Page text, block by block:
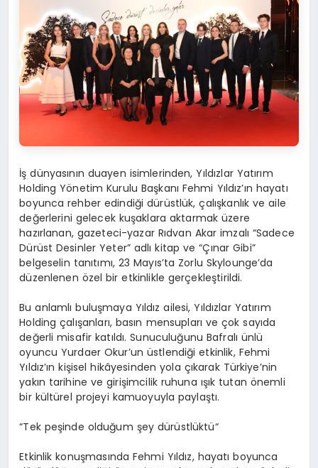
İş dünyasının duayen isimlerinden, Yıldızlar Yatırım
Holding Yönetim Kurulu Başkanı Fehmi Yıldız’ın hayatı
boyunca rehber edindiği dürüstlük, çalışkanlık ve aile
değerlerini gelecek kuşaklara aktarmak üzere
hazırlanan, gazeteci-yazar Rıdvan Akar imzalı “Sadece
Dürüst Desinler Yeter” adlı kitap ve “Çınar Gibi”
belgeselin tanıtımı, 23 Mayıs’ta Zorlu Skylounge’da
düzenlenen özel bir etkinlikle gerçekleştirildi.
Bu anlamlı buluşmaya Yıldız ailesi, Yıldızlar Yatırım
Holdingçalışanları, basın mensupları veçok sayıda
değerli misafir katıldı. Sunuculuğunu Bafralı ünlü
oyuncu Yurdaer Okur’un üstlendiği etkinlik, Fehmi
Yıldız’ın kişisel hikâyesinden yola çıkarak Türkiye’nin
yakın tarihine ve girişimcilik ruhuna ışık tutan önemli
bir kültürel projeyi kamuoyuyla paylaştı.
“Tek peşinde olduğum şey dürüstlüktü“
Etkinlik konuşmasında Fehmi Yıldız, hayatı boyunca